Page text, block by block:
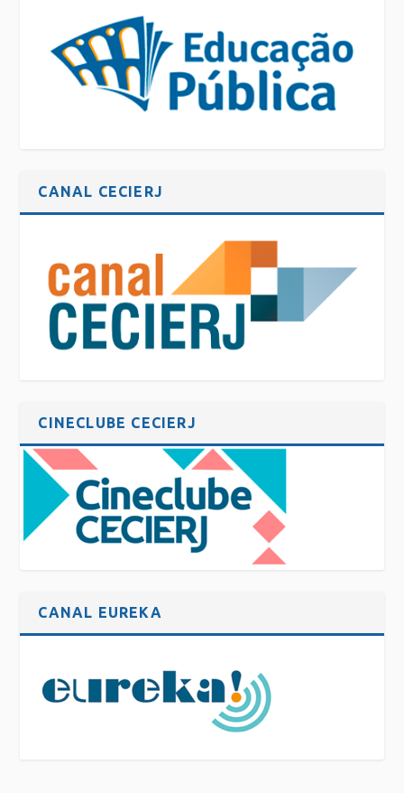
CANAL CECIERJ
CINECLUBE CECIERJ
CANAL EUREKA